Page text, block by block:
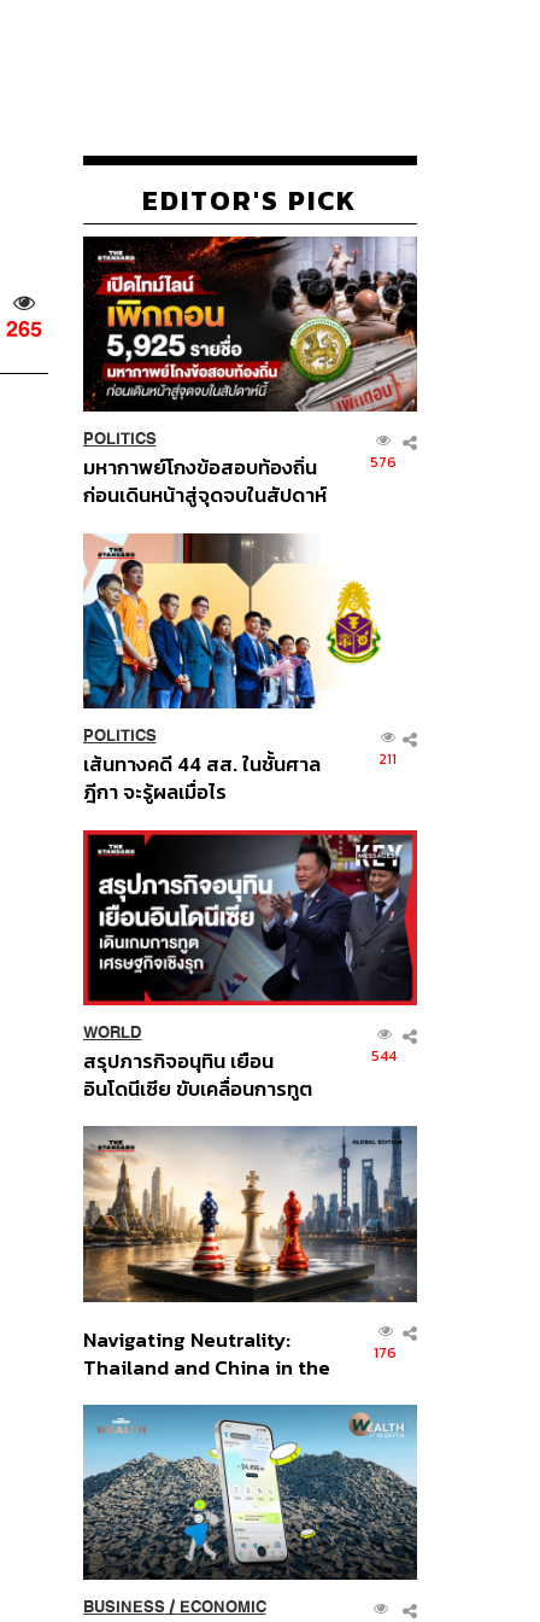
265
EDITOR'S PICK
POLITICS
มหากาพย์โกงข้อสอบท้องถิ่น
ก่อนเดินหน้าสู่จุดจบในสัปดาห์
576
POLITICS
เส้นทางคดี 44 สส. ในชั้นศาล
ฎีกา จะรู้ผลเมื่อไร
211
WORLD
สรุปภารกิจอนุทิน เยือน
อินโดนีเซีย ขับเคลื่อนการทูต
ส่วนยุทธศาสตร์ไทย –
อินโดนีเซีย
544
Navigating Neutrality:
Thailand and China in the
Order
176
BUSINESS/ ECONOMIC